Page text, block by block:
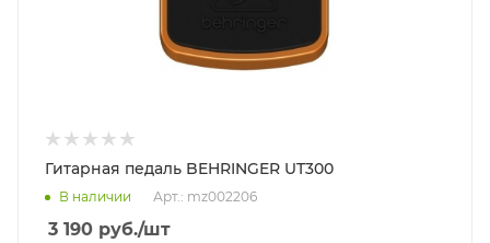
Гитарная педаль BEHRINGER UT300
В наличии Арт.: mz002206
3 190 руб./шт